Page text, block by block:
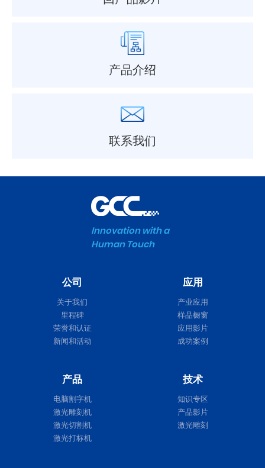
产品介绍
联系我们
Innovation with a
Human Touch
公司
关于我们
里程碑
荣誉和认证
新闻和活动
应用
产业应用
样品橱窗
应用影片
成功案例
产品
电脑割字机
激光雕刻机
激光切割机
激光打标机
技术
知识专区
产品影片
激光雕刻